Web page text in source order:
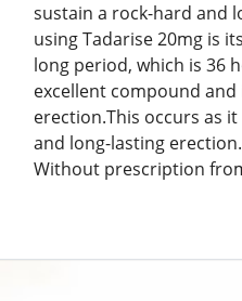
sustain a rock-hard and
using Tadarise 20mg is
long period, which is 36
excellent compound
erection.This occurs as
and long-lasting
Without prescription